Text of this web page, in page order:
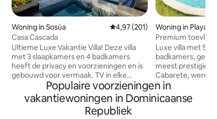
Woning in Sosúa Gemiddelde beoordeling van
4,97 (201)
Casa Cascada
Ultieme Luxe Vakantie Villa! Deze villa
met 3 slaapkamers en 4 badkamers
heeft de privacy en voorzieningen en is
gebouwd voor vermaak. TV in elke
kamer. Biljarttafel, 24-uursbeveiliging.
Geniet van een prachtig uitzicht vanaf
de infinity pool en jacuzzi. Voor een
geweldige ervaring is deze villa het!
Woning in Playa
Premium
Estate
Luxe villa met 5
badkamers,
meest
Cabarete,
kitesurfen en
elegante
minuten van
Populaire voorzieningen in
vakantiewoningen in Dominicaanse
Republiek